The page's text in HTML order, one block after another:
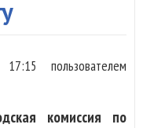
пользователем
комиссия по